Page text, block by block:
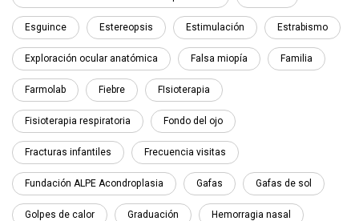
Esguince Estereopsis Estimulación Estrabismo
Exploración ocular anatómica Falsa miopía Familia
Farmolab Fiebre FIsioterapia
Fisioterapia respiratoria Fondo del ojo
Fracturas infantiles Frecuencia visitas
Fundación ALPE Acondroplasia Gafas Gafas de sol
Golpes de calor Graduación Hemorragia nasal